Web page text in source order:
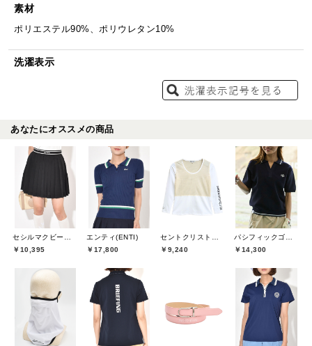
素材
ポリエステル90%、ポリウレタン10%
洗濯表示
あなたにオススメの商品
セシルマクビーグリーン(CECIL McBEE green)
￥10,395
エンティ(ENTI)
￥17,800
セントクリストファーゴルフ(St.ChristopherGolf)
￥9,240
パシフィックゴルフクラブ(Pacific GOLF CLUB)
￥14,300